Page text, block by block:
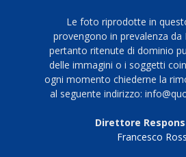
Le foto riprodotte in
provengono in prevalenza
pertanto ritenute di dominio
delle immagini o i soggetti
ogni momento chiederne la
al seguente indirizzo:
Direttore
Francesco